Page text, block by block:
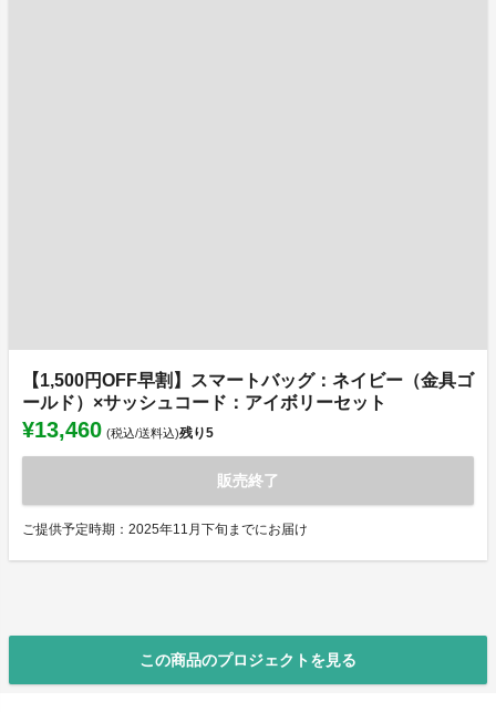
【1,500円OFF早割】スマートバッグ：ネイビー（金具ゴ
ールド）×サッシュコード：アイボリーセット
¥13,460 (税込/送料込)残り5
販売終了
ご提供予定時期：2025年11月下旬までにお届け
この商品のプロジェクトを見る